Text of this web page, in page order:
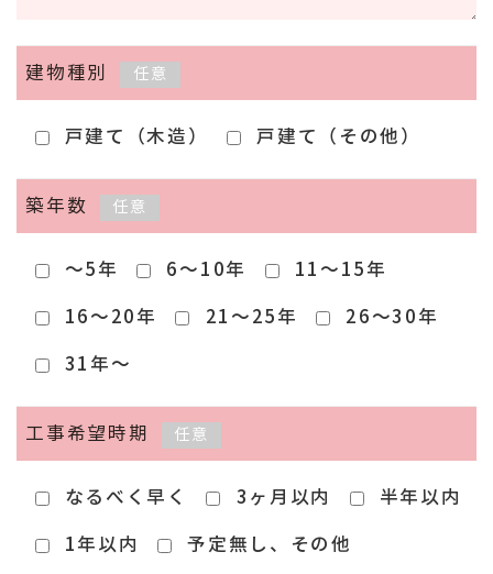
建物種別 任意
戸建て（木造） 戸建て（その他）
築年数 任意
～5年 6～10年
11～15年
16～20年
21～25年
26～30年
31年～
工事希望時期 任意
なるべく早く 3ヶ月以内
半年以内
1年以内
予定無し、その他